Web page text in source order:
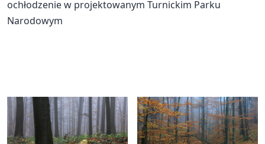
ochłodzenie w projektowanym Turnickim Parku
Narodowym